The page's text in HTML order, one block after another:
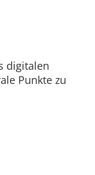
digitalen
Punkte zu